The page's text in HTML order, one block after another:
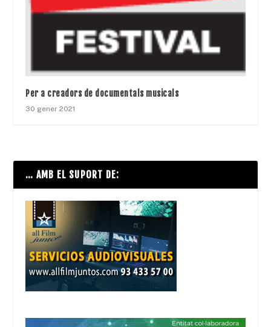
Per a creadors de documentals musicals
30 gener 2021
… AMB EL SUPORT DE: